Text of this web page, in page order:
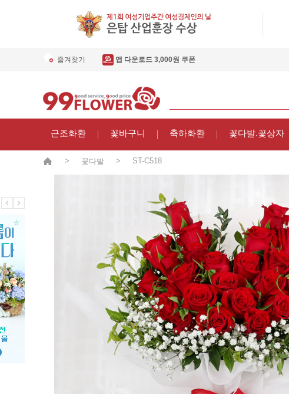
즐겨찾기 앱 다운로드 3,000원 쿠폰
근조화환 꽃바구니 축하화환 꽃다발.꽃상자
> 꽃다발 > ST-C518